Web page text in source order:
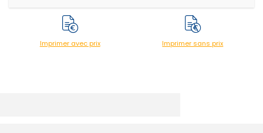
Imprimer avec prix Imprimer sans prix